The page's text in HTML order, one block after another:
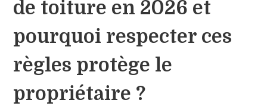
de toiture en 2026 et
pourquoi respecter ces
règles protège le
propriétaire ?